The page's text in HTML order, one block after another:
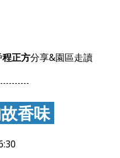
程正方分享&園區走讀
香味